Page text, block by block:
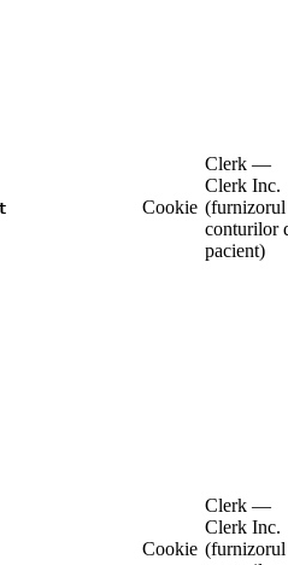
Cookie
Clerk —
Clerk Inc.
(furnizorul
conturilor
pacient)
Cookie
Clerk —
Clerk Inc.
(furnizorul